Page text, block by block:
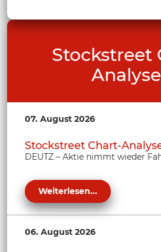
Stockstreet
07. August 2026
Stockstreet Chart-
DEUTZ – Aktie nimmt wieder
Weiterlesen...
06. August 2026